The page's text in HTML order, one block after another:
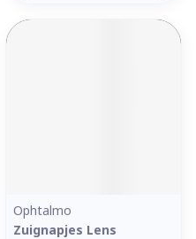
Ophtalmo
Zuignapjes Lens